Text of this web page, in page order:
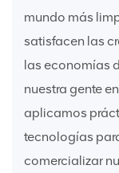
mundo más
satisfacen las
las economías
nuestra gente
aplicamos
tecnologías
comercializar